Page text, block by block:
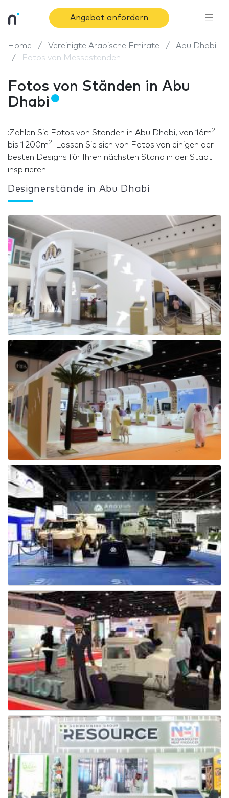
Angebot anfordern
Home Vereinigte Arabische Emirate
Abu Dhabi
Fotos von Messeständen
Fotos von Ständen in Abu
Dhabi
:Zählen Sie Fotos von Ständen in Abu Dhabi, von 16m2
bis 1.200m2. Lassen Sie sich von Fotos von einigen der
besten Designs für Ihren nächsten Stand in der Stadt
inspirieren.
Designerstände in Abu Dhabi